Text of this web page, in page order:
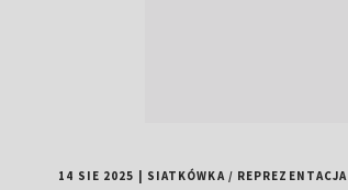
14 SIE 2025 SIATKÓWKA/ REPREZENTACJA